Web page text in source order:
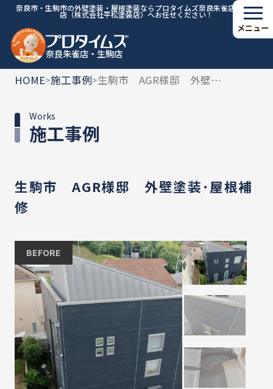
奈良市・生駒市の外壁塗装・屋根塗装ならプロタイムズ奈良朱雀店・生駒
店（株式会社平松塗装店）へお任せください！
奈良朱雀店・生駒店
メニュー
HOME>施工事例> 生駒市 AGR様邸 外壁塗装･屋根補修
施工事例
Works
生駒市 AGR様邸 外壁塗装･屋根補
修
BEFORE